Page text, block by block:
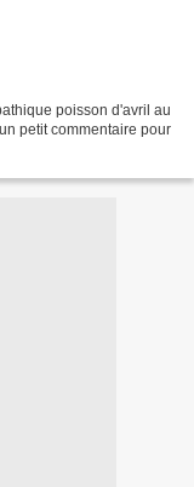
poisson d'avril au
petit commentaire pour